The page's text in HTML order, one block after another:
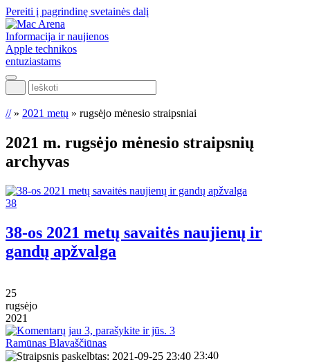
Pereiti į pagrindinę svetainės dalį
Informacija ir naujienos
Apple technikos
entuziastams
Ieškoti
//» 2021 metų » rugsėjo mėnesio straipsniai
2021 m. rugsėjo mėnesio straipsnių
archyvas
38
38-os 2021 metų savaitės naujienų ir
gandų apžvalga
25
rugsėjo
2021
3
Ramūnas Blavaščiūnas
23:40